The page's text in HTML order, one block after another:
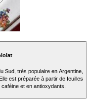
Sud, très populaire en Argentine,
est préparée à partir de feuilles
et en antioxydants.